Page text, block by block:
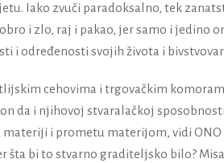
Iako zvuči paradoksalno, tek
i zlo, raj i pakao, jer samo i jedino
i određenosti svojih života i
cehovima i trgovačkim
da i njihovoj stvaralačkoj sposobnosti
i prometu materijom, vidi
šta bi to stvarno graditeljsko bilo?